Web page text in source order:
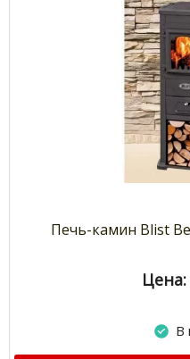
Печь-камин Blist
Цена:
В